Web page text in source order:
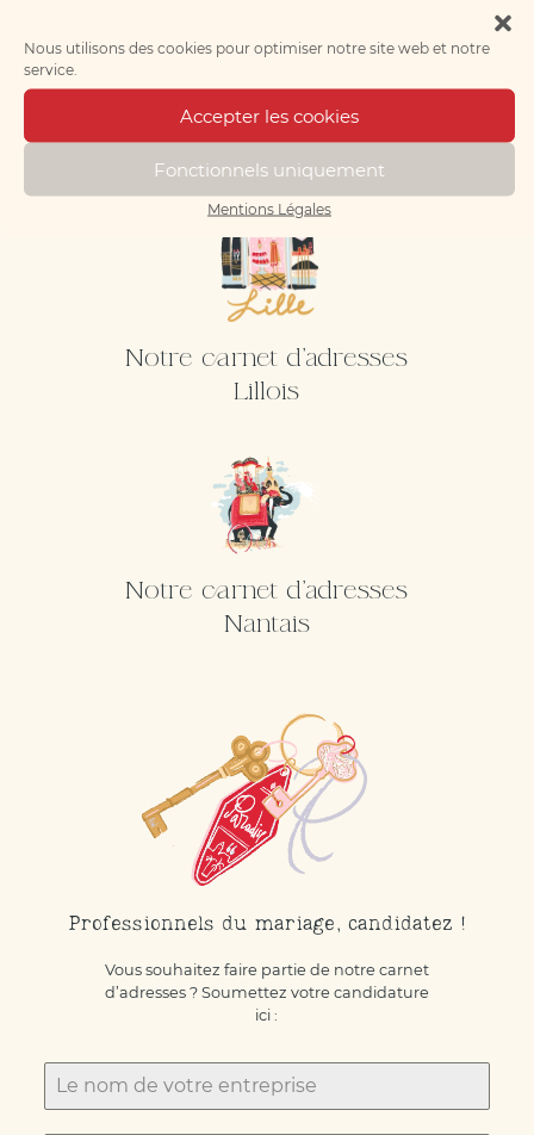
Nous utilisons des cookies pour optimiser notre site web et notre
service.
Accepter les cookies
Fonctionnels uniquement
Mentions Légales
Manceau
Notre carnet d'adresses
Lillois
Notre carnet d'adresses
Nantais
Professionnels du mariage, candidatez !
Vous souhaitez faire partie de notre carnet
d’adresses ? Soumettez votre candidature
ici :